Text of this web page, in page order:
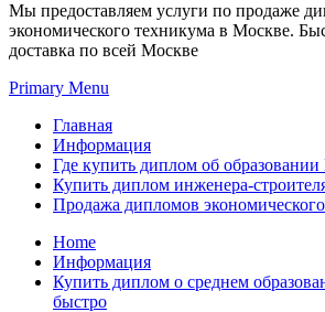
Мы предоставляем услуги по продаже
экономического техникума в Москве.
доставка по всей Москве
Primary Menu
Главная
Информация
Где купить диплом об
Купить диплом инженера-
Продажа дипломов
Home
Информация
Купить диплом о среднем
быстро